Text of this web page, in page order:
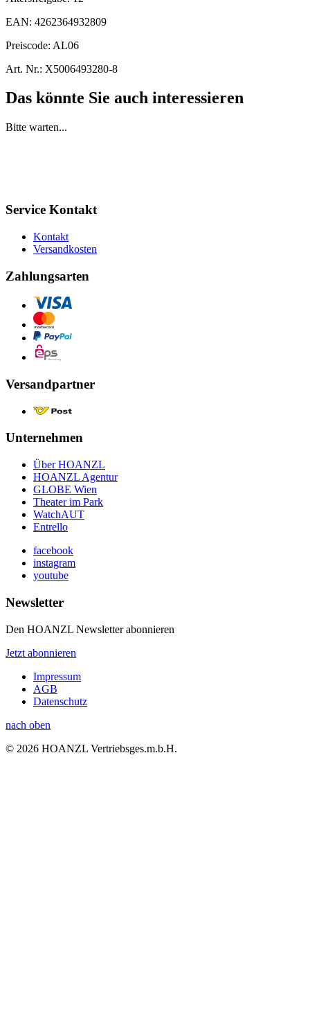
EAN: 4262364932809
Preiscode: AL06
Art. Nr.: X5006493280-8
Das könnte Sie auch interessieren
Bitte warten...
Service Kontakt
Kontakt
Versandkosten
Zahlungsarten
Versandpartner
Unternehmen
Über HOANZL
HOANZL Agentur
GLOBE Wien
Theater im Park
WatchAUT
Entrello
facebook
instagram
youtube
Newsletter
Den HOANZL Newsletter abonnieren
Jetzt abonnieren
Impressum
AGB
Datenschutz
nach oben
© 2026 HOANZL Vertriebsges.m.b.H.